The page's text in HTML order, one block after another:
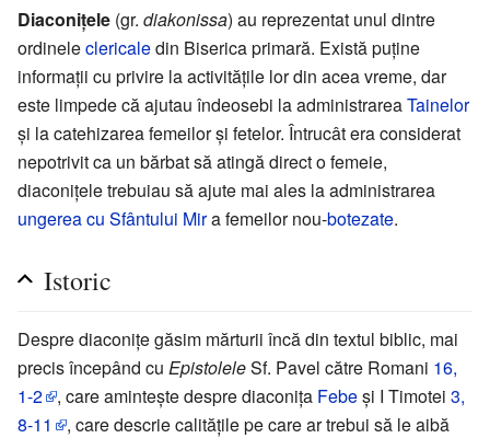
Diaconițele (gr. diakonissa) au reprezentat unul dintre
ordineleclericaledin Biserica primară. Există puține
informații cu privire la activitățile lor din acea vreme, dar
este limpede că ajutau îndeosebi la administrareaTainelor
și la catehizarea femeilor și fetelor. Întrucât era considerat
nepotrivit ca un bărbat să atingă direct o femeie,
diaconițele trebuiau să ajute mai ales la administrarea
ungerea cu Sfântului Mira femeilor nou-botezate.
Istoric
Despre diaconițe găsim mărturii încă din textul biblic, mai
precis începând cu EpistoleleSf. Pavel către Romani 16,
1-2
, care amintește despre diaconița Febeși I Timotei 3,
8-11
, care descrie calitățile pe care ar trebui să le aibă